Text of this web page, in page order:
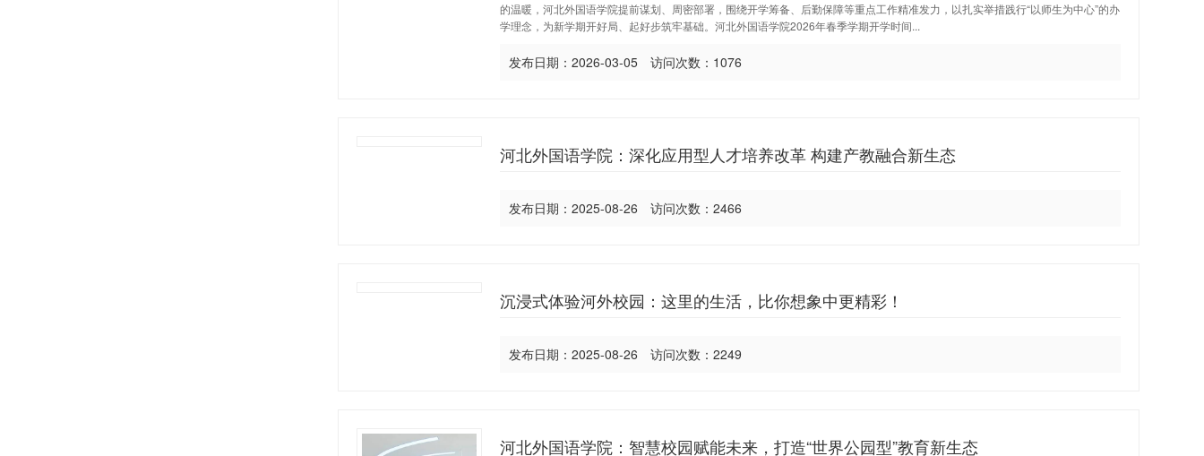
的温暖，河北外国语学院提前谋划、周密部署，围绕开学筹备、后勤保障等重点工作精准发力，以扎实举措践行“以师生为中心”的办
学理念，为新学期开好局、起好步筑牢基础。河北外国语学院2026年春季学期开学时间...
发布日期：2026-03-05 访问次数：1076
河北外国语学院：深化应用型人才培养改革 构建产教融合新生态
发布日期：2025-08-26 访问次数：2466
沉浸式体验河外校园：这里的生活，比你想象中更精彩！
发布日期：2025-08-26 访问次数：2249
河北外国语学院：智慧校园赋能未来，打造“世界公园型”教育新生态